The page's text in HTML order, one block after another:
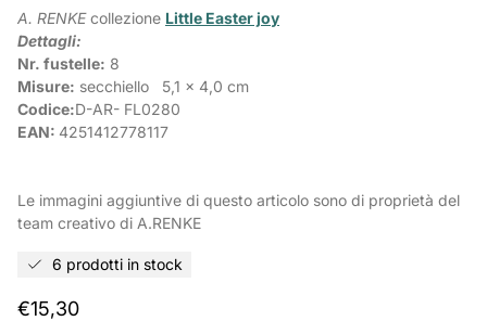
A. RENKEcollezione Little Easter joy
Dettagli:
Nr. fustelle: 8
Misure: secchiello
5,1 x 4,0 cm
Codice:D-AR- FL0280
EAN: 4251412778117
Le immagini aggiuntive di questo articolo sono di proprietà del
team creativo di A.RENKE
6 prodotti in stock
Prezzo
€15,30